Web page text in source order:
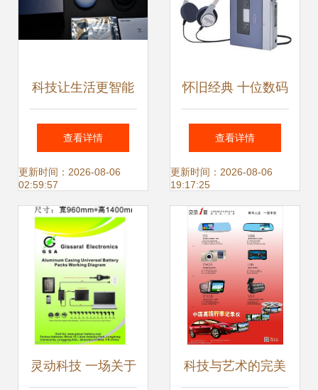
科技让生活更智能
盘点好用不贵的电
子产品
查看详情
更新时间：2026-08-06
02:59:57
怀旧经典 十位数码
电子产品的鼻祖
查看详情
更新时间：2026-08-06
19:17:25
灵动科技 一场关于 科技与艺术的完美